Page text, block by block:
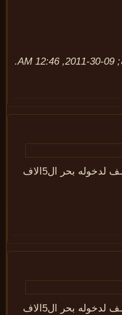
.
رد: الف الف مبروك لراكان النايـف لدخوله بحر ال5الاف
رد: الف الف مبروك لراكان النايـف لدخوله بحر ال5الاف